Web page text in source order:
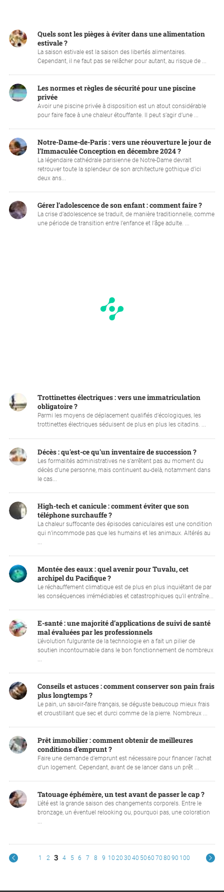
Quels sont les pièges à éviter dans une alimentation
estivale ?
La saison estivale est la saison des libertés alimentaires.
Cependant, il ne faut pas se relâcher pour autant, au risque de ...
Les normes et règles de sécurité pour une piscine
privée
Avoir une piscine privée à disposition est un atout considérable
pour faire face à une chaleur étouffante. Il peut s’agir d’une ...
Notre-Dame-de-Paris : vers une réouverture le jour de
l’Immaculée Conception en décembre 2024 ?
La légendaire cathédrale parisienne de Notre-Dame devrait
retrouver toute la splendeur de son architecture gothique d’ici
deux ans...
Gérer l’adolescence de son enfant : comment faire ?
La crise d’adolescence se traduit, de manière traditionnelle, comme
une période de transition entre l’enfance et l’âge adulte. ...
Trottinettes électriques : vers une immatriculation
obligatoire ?
Parmi les moyens de déplacement qualifiés d’écologiques, les
trottinettes électriques séduisent de plus en plus les citadins. ...
Décès : qu'est-ce qu'un inventaire de succession ?
Les formalités administratives ne s’arrêtent pas au moment du
décès d’une personne, mais continuent au-delà, notamment dans
le cas...
High-tech et canicule : comment éviter que son
téléphone surchauffe ?
La chaleur suffocante des épisodes caniculaires est une condition
qui n’incommode pas que les humains et les animaux. Altérés au
Montée des eaux : quel avenir pour Tuvalu, cet
archipel du Pacifique ?
Le réchauffement climatique est de plus en plus inquiétant de par
les conséquences irrémédiables et catastrophiques qu’il entraîne...
E-santé : une majorité d’applications de suivi de santé
mal évaluées par les professionnels
L’évolution fulgurante de la technologie en a fait un pilier de
soutien incontournable dans le bon fonctionnement de nombreux
...
Conseils et astuces : comment conserver son pain frais
plus longtemps ?
Le pain, un savoir-faire français, se déguste beaucoup mieux frais
et croustillant que sec et durci comme de la pierre. Nombreux ...
Prêt immobilier : comment obtenir de meilleures
conditions d’emprunt ?
Faire une demande d’emprunt est nécessaire pour financer l’achat
d’un logement. Cependant, avant de se lancer dans un prêt ...
Tatouage éphémère, un test avant de passer le cap ?
L’été est la grande saison des changements corporels. Entre le
bronzage, un éventuel relooking ou, pourquoi pas, une coloration
...
1 2 3 4 5 6 7 8 9 10 20 30 40 5060 70 80 90 100